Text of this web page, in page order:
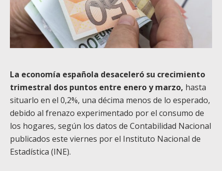
La economía española desaceleró su crecimiento
trimestral dos puntos entre enero y marzo, hasta
situarlo en el 0,2%, una décima menos de lo esperado,
debido al frenazo experimentado por el consumo de
los hogares, según los datos de Contabilidad Nacional
publicados este viernes por el Instituto Nacional de
Estadística (INE).